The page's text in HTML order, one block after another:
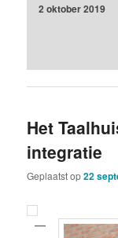
2 oktober 2019
Het
integratie
Geplaatst op22